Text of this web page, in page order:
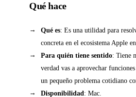
Qué hace
Qué es: Es una utilidad para
concreta en el ecosistema Apple
Para quién tiene sentido: Tiene
verdad vas a aprovechar
un pequeño problema cotidiano
Disponibilidad: Mac.